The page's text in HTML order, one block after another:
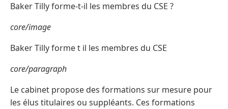
Baker Tilly forme-t-il les membres du CSE ?
core/image
Baker Tilly forme t il les membres du CSE
core/paragraph
Le cabinet propose des formations sur mesure pour
les élus titulaires ou suppléants. Ces formations